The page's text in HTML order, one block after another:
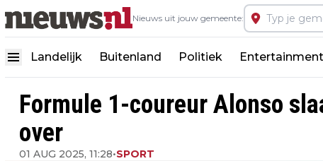
Nieuws uit jouw gemeente:
Landelijk Buitenland Politiek Entertainment
Formule 1-coureur Alonso
over
01 AUG 2025, 11:28•SPORT